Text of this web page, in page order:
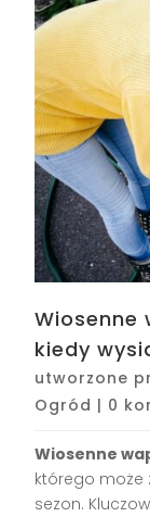
Wiosenne
kiedy
utworzone
Ogród | 0
Wiosenne
którego może
sezon.